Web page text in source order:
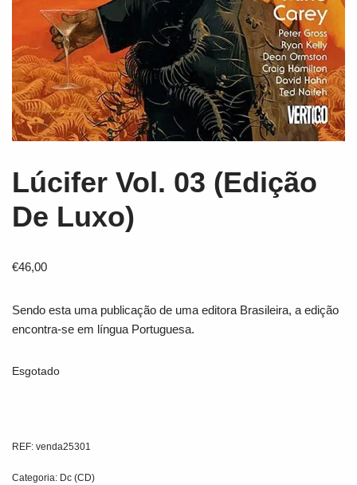
Lúcifer Vol. 03 (Edição
De Luxo)
€46,00
Sendo esta uma publicação de uma editora Brasileira, a edição
encontra-se em língua Portuguesa.
Esgotado
REF: venda25301
Categoria: Dc (CD)